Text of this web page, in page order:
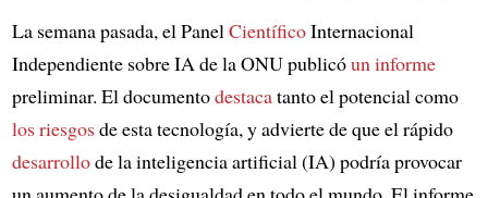
La semana pasada, el Panel CientíficoInternacional
Independiente sobre IA de la ONU publicóun informe
preliminar. El documentodestacatanto el potencial como
los riesgosde esta tecnología, y advierte de que el rápido
desarrollode la inteligencia artificial (IA) podría provocar